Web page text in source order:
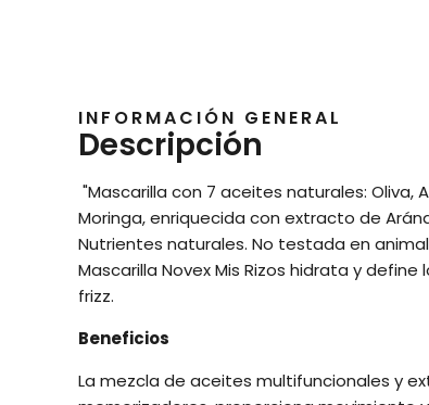
INFORMACIÓN GENERAL
Descripción
"Mascarilla con 7 aceites naturales: Oliva,
Moringa, enriquecida con extracto de
Nutrientes naturales. No testada en
Mascarilla Novex Mis Rizos hidrata y
frizz.
Beneficios
La mezcla de aceites multifuncionales y